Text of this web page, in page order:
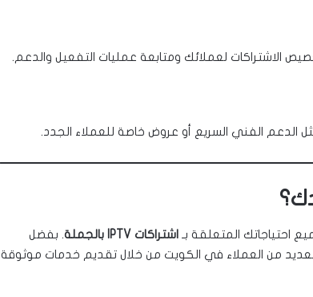
الاشتراكات لعملائك ومتابعة عمليات التفعيل والدعم.
الدعم الفني السريع أو عروض خاصة للعملاء الجدد.
احتياجاتك المتعلقة بـ اشتراكات IPTV بالجملة
. بفضل
من العملاء في الكويت من خلال تقديم خدمات موثوقة